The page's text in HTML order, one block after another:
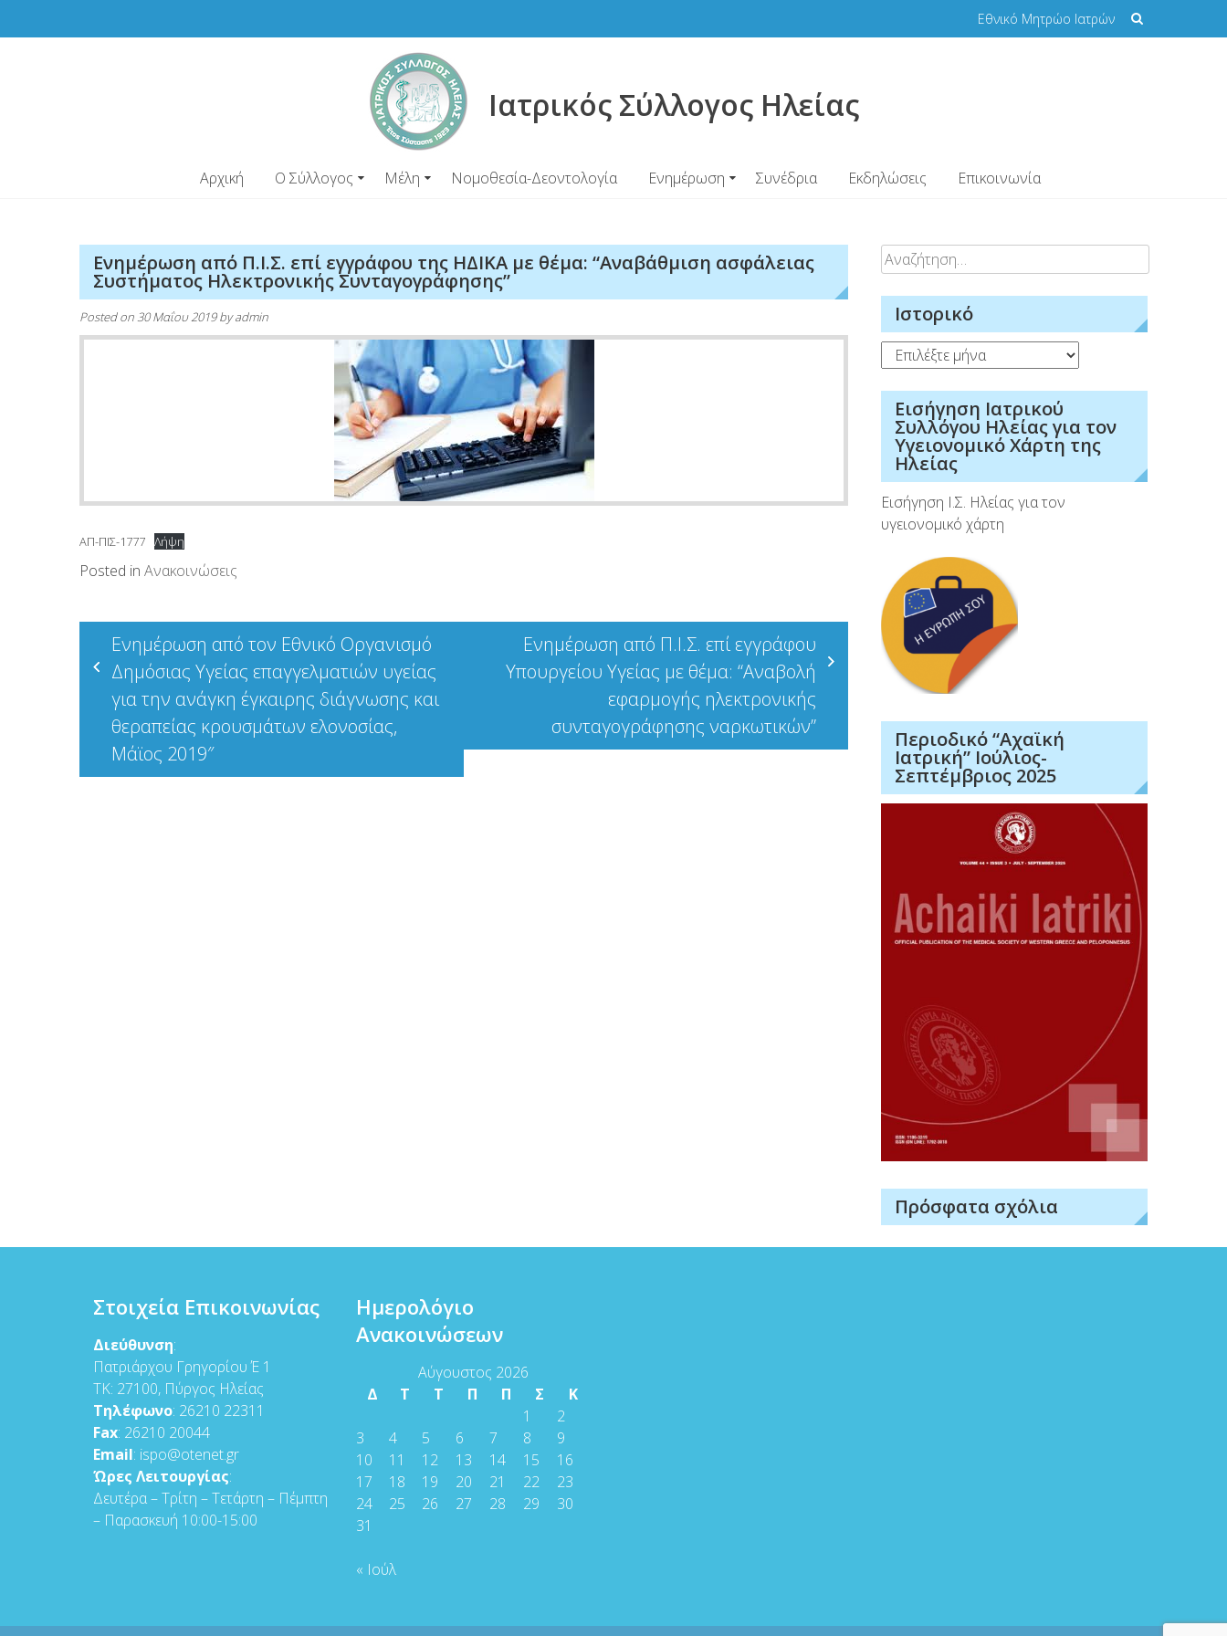
Εθνικό Μητρώο Ιατρών
Ιατρικός Σύλλογος Ηλείας
Αρχική Ο Σύλλογος Μέλη Νομοθεσία-Δεοντολογία Ενημέρωση Συνέδρια Εκδηλώσεις Επικοινωνία
Ενημέρωση από Π.Ι.Σ. επί εγγράφου της ΗΔΙΚΑ με θέμα: “Αναβάθμιση ασφάλειας
Συστήματος Ηλεκτρονικής Συνταγογράφησης”
Posted on30 Μαΐου 2019byadmin
ΑΠ-ΠΙΣ-1777 Λήψη
Posted in Ανακοινώσεις
Πλοήγηση
άρθρων
Ενημέρωση από τον Εθνικό Οργανισμό
Δημόσιας Υγείας επαγγελματιών υγείας
για την ανάγκη έγκαιρης διάγνωσης και
θεραπείας κρουσμάτων ελονοσίας,
Μάϊος 2019″
Ενημέρωση από Π.Ι.Σ. επί εγγράφου
Υπουργείου Υγείας με θέμα: “Αναβολή
εφαρμογής ηλεκτρονικής
συνταγογράφησης ναρκωτικών”
Αναζήτηση
για:
Ιστορικό
Ιστορικό
Εισήγηση Ιατρικού
Συλλόγου Ηλείας για τον
Υγειονομικό Χάρτη της
Ηλείας
Εισήγηση Ι.Σ. Ηλείας για τον
υγειονομικό χάρτη
Περιοδικό “Αχαϊκή
Ιατρική” Ιούλιος-
Σεπτέμβριος 2025
Πρόσφατα σχόλια
Στοιχεία Επικοινωνίας
Διεύθυνση:
Πατριάρχου Γρηγορίου Έ 1
ΤΚ: 27100, Πύργος Ηλείας
Τηλέφωνο: 26210 22311
Fax: 26210 20044
Email: ispo@otenet.gr
Ώρες Λειτουργίας:
Δευτέρα – Τρίτη – Τετάρτη – Πέμπτη
– Παρασκευή 10:00-15:00
Ημερολόγιο
Ανακοινώσεων
Αύγουστος 2026
Δ
Τ Τ Π Π Σ
Κ
1
2
3
4 5 6 7 8
9
10
11 12 13 14 15
16
17
18 19 20 21 22
23
24
25 26 27 28 29
30
31
« Ιούλ